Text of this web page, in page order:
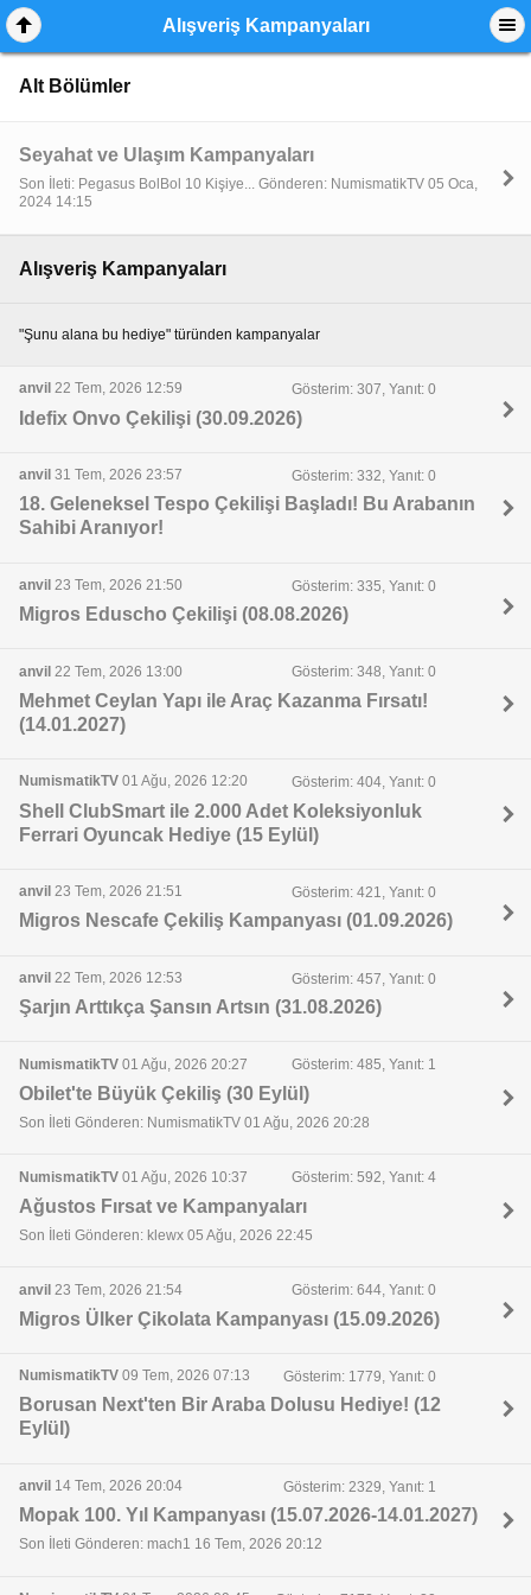
Alışveriş Kampanyaları
Alt Bölümler
Seyahat ve Ulaşım Kampanyaları
Son İleti: Pegasus BolBol 10 Kişiye... Gönderen: NumismatikTV 05 Oca,
2024 14:15
Alışveriş Kampanyaları
"Şunu alana bu hediye" türünden kampanyalar
anvil 22 Tem, 2026 12:59 Gösterim: 307, Yanıt: 0
Idefix Onvo Çekilişi (30.09.2026)
anvil 31 Tem, 2026 23:57 Gösterim: 332, Yanıt: 0
18. Geleneksel Tespo Çekilişi Başladı! Bu Arabanın
Sahibi Aranıyor!
anvil 23 Tem, 2026 21:50 Gösterim: 335, Yanıt: 0
Migros Eduscho Çekilişi (08.08.2026)
anvil 22 Tem, 2026 13:00 Gösterim: 348, Yanıt: 0
Mehmet Ceylan Yapı ile Araç Kazanma Fırsatı!
(14.01.2027)
NumismatikTV 01 Ağu, 2026 12:20 Gösterim: 404, Yanıt: 0
Shell ClubSmart ile 2.000 Adet Koleksiyonluk
Ferrari Oyuncak Hediye (15 Eylül)
anvil 23 Tem, 2026 21:51 Gösterim: 421, Yanıt: 0
Migros Nescafe Çekiliş Kampanyası (01.09.2026)
anvil 22 Tem, 2026 12:53 Gösterim: 457, Yanıt: 0
Şarjın Arttıkça Şansın Artsın (31.08.2026)
NumismatikTV 01 Ağu, 2026 20:27 Gösterim: 485, Yanıt: 1
Obilet'te Büyük Çekiliş (30 Eylül)
Son İleti Gönderen: NumismatikTV 01 Ağu, 2026 20:28
NumismatikTV 01 Ağu, 2026 10:37 Gösterim: 592, Yanıt: 4
Ağustos Fırsat ve Kampanyaları
Son İleti Gönderen: klewx 05 Ağu, 2026 22:45
anvil 23 Tem, 2026 21:54 Gösterim: 644, Yanıt: 0
Migros Ülker Çikolata Kampanyası (15.09.2026)
NumismatikTV 09 Tem, 2026 07:13 Gösterim: 1779, Yanıt: 0
Borusan Next'ten Bir Araba Dolusu Hediye! (12
Eylül)
anvil 14 Tem, 2026 20:04 Gösterim: 2329, Yanıt: 1
Mopak 100. Yıl Kampanyası (15.07.2026-14.01.2027)
Son İleti Gönderen: mach1 16 Tem, 2026 20:12